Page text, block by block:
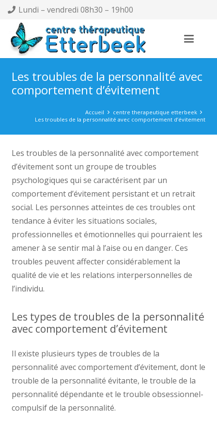
Lundi – vendredi 08h30 – 19h00
Les troubles de la personnalité avec
comportement d’évitement
Accueil
centre therapeutique etterbeek
Les troubles de la personnalité avec comportement d’évitement
Les troubles de la personnalité avec comportement
d’évitement sont un groupe de troubles
psychologiques qui se caractérisent par un
comportement d’évitement persistant et un retrait
social. Les personnes atteintes de ces troubles ont
tendance à éviter les situations sociales,
professionnelles et émotionnelles qui pourraient les
amener à se sentir mal à l’aise ou en danger. Ces
troubles peuvent affecter considérablement la
qualité de vie et les relations interpersonnelles de
l’individu.
Les types de troubles de la personnalité
avec comportement d’évitement
Il existe plusieurs types de troubles de la
personnalité avec comportement d’évitement, dont le
trouble de la personnalité évitante, le trouble de la
personnalité dépendante et le trouble obsessionnel-
compulsif de la personnalité.